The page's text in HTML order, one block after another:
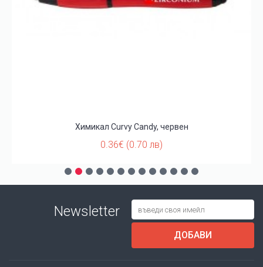
Химикал Curvy Candy, червен
0.36€ (0.70 лв)
Newsletter
ДОБАВИ